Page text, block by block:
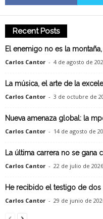
Recent Posts
El enemigo no es la
Carlos Cantor - 4 de agosto de
La música, el arte de la
Carlos Cantor - 3 de octubre de
Nueva amenaza global: la
Carlos Cantor - 14 de agosto de
La última carrera no se gana
Carlos Cantor - 22 de julio de 2026
He recibido el testigo de dos
Carlos Cantor - 29 de junio de